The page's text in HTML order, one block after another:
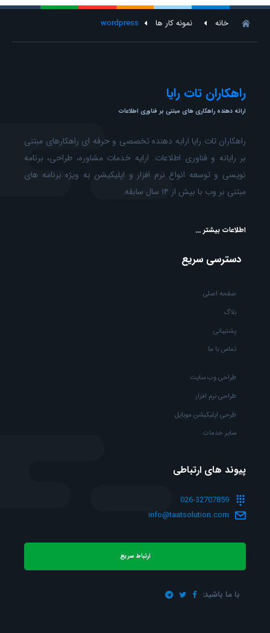
خانه نمونه کار ها wordpress
راهکاران تات رایا
ارائه دهنده راهکاری های مبتنی بر فناوری اطلاعات
راهکاران تات رایا ارایه دهنده تخصصی و حرفه ای راهکارهای مبتنی
بر رایانه و فناوری اطلاعات. ارایه خدمات مشاوره، طراحی، برنامه
نویسی و توسعه انواع نرم افزار و اپلیکیشن به ویژه برنامه های
مبتنی بر وب با بیش از ۱۴ سال سابقه.
اطلاعات بیشتر ...
دسترسی سریع
صفحه اصلی
بلاگ
پشتیبانی
تماس با ما
طراحی وب سایت
طراحی نرم افزار
طرحی اپلیکیشن موبایل
سایر خدمات
پیوند های ارتباطی
026-32707859
info@taatsolution.com
ارتباط سریع
با ما باشید: